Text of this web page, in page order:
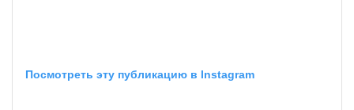
Посмотреть эту публикацию в Instagram